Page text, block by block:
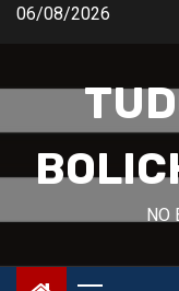
Skip06/08/2026
NO